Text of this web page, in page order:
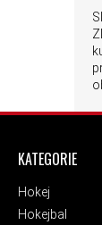
ZÁPATÍ
KATEGORIE
Hokej
Hokejbal